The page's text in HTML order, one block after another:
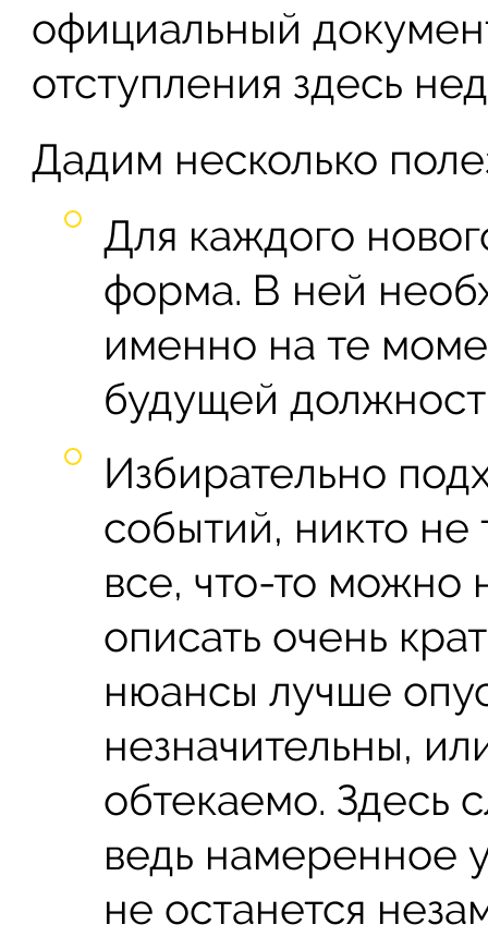
официальный
отступления здесь
Дадим несколько
Для каждого
форма. В ней
именно на те
будущей
Избирательно
событий, никто не
все, что-то можно
описать очень
нюансы лучше
незначительны,
обтекаемо. Здесь
ведь намеренное
не останется